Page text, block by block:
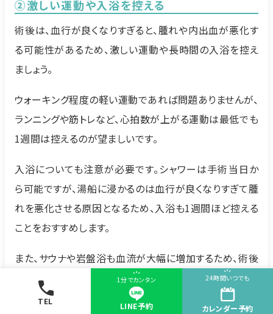
TEL
1分でカンタン
LINE予約
24時間いつでも
カレンダー予約
②激しい運動や入浴を控える
術後は、血行が良くなりすぎると、腫れや内出血が悪化す
る可能性があるため、激しい運動や長時間の入浴を控え
ましょう。
ウォーキング程度の軽い運動であれば問題ありませんが、
ランニングや筋トレなど、心拍数が上がる運動は最低でも
1週間は控えるのが望ましいです。
入浴についても注意が必要です。シャワーは手術当日か
ら可能ですが、湯船に浸かるのは血行が良くなりすぎて腫
れを悪化させる原因となるため、入浴も1週間ほど控える
ことをおすすめします。
また、サウナや岩盤浴も血流が大幅に増加するため、術後
2週間程度は避けたほうがよいでしょう。
二重埋没法のダウンタイムを短縮！仕事復帰を早めるコ